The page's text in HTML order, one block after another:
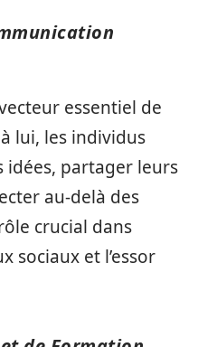
essentiel de
lui, les individus
partager leurs
au-delà des
crucial dans
sociaux et l’essor